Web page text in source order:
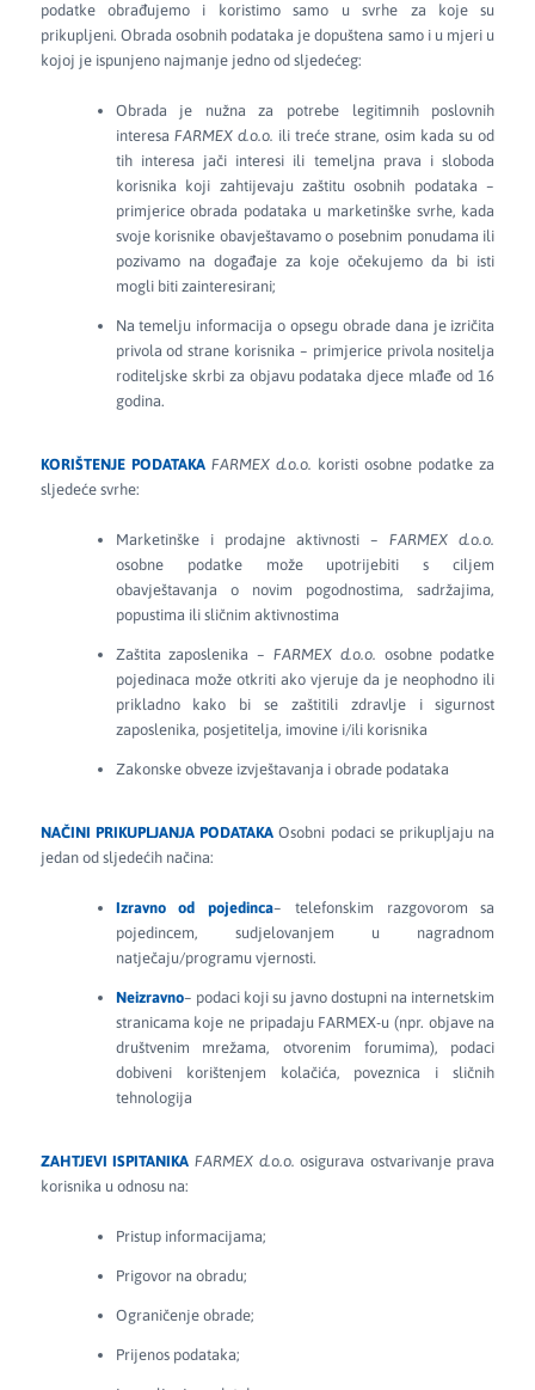
podatke obrađujemo i koristimo samo u svrhe za koje su
prikupljeni. Obrada osobnih podataka je dopuštena samo i u mjeri u
kojoj je ispunjeno najmanje jedno od sljedećeg:
Obrada je nužna za potrebe legitimnih poslovnih
interesa FARMEX d.o.o. ili treće strane, osim kada su od
tih interesa jači interesi ili temeljna prava i sloboda
korisnika koji zahtijevaju zaštitu osobnih podataka –
primjerice obrada podataka u marketinške svrhe, kada
svoje korisnike obavještavamo o posebnim ponudama ili
pozivamo na događaje za koje očekujemo da bi isti
mogli biti zainteresirani;
Na temelju informacija o opsegu obrade dana je izričita
privola od strane korisnika – primjerice privola nositelja
roditeljske skrbi za objavu podataka djece mlađe od 16
godina.
KORIŠTENJE PODATAKA FARMEX d.o.o. koristi osobne podatke za
sljedeće svrhe:
Marketinške i prodajne aktivnosti –FARMEX d.o.o.
osobne podatke može upotrijebiti s ciljem
obavještavanja o novim pogodnostima, sadržajima,
popustima ili sličnim aktivnostima
Zaštita zaposlenika – FARMEX d.o.o. osobne podatke
pojedinaca može otkriti ako vjeruje da je neophodno ili
prikladno kako bi se zaštitili zdravlje i sigurnost
zaposlenika, posjetitelja, imovine i/ili korisnika
Zakonske obveze izvještavanja i obrade podataka
NAČINI PRIKUPLJANJA PODATAKA Osobni podaci se prikupljaju na
jedan od sljedećih načina:
Izravno od pojedinca– telefonskim razgovorom sa
pojedincem, sudjelovanjem u nagradnom
natječaju/programu vjernosti.
Neizravno– podaci koji su javno dostupni na internetskim
stranicama koje ne pripadaju FARMEX-u (npr. objave na
društvenim mrežama, otvorenim forumima), podaci
dobiveni korištenjem kolačića, poveznica i sličnih
tehnologija
ZAHTJEVI ISPITANIKA FARMEX d.o.o.osigurava ostvarivanje prava
korisnika u odnosu na:
Pristup informacijama;
Prigovor na obradu;
Ograničenje obrade;
Prijenos podataka;